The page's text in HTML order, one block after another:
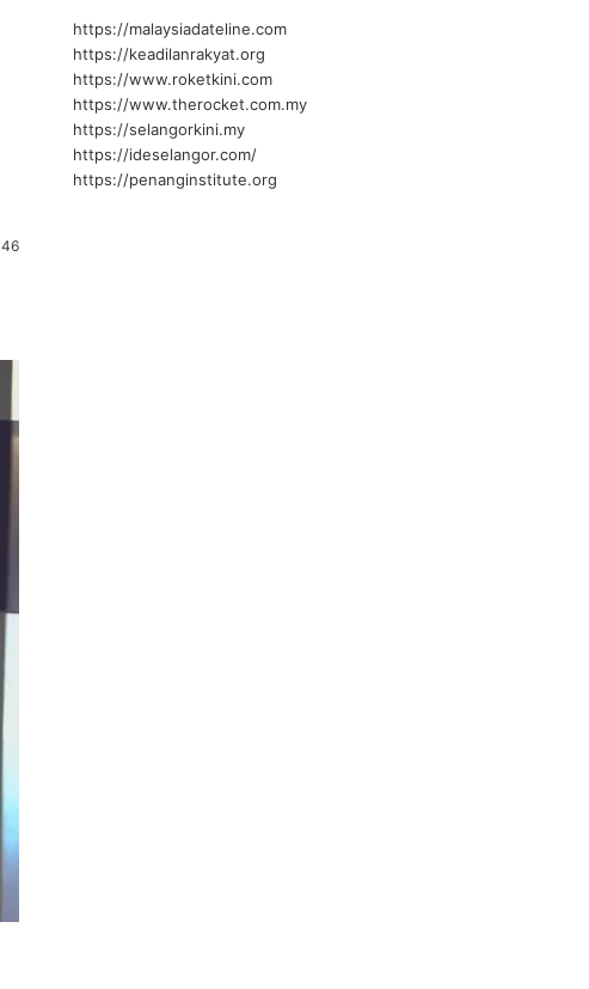
46
https://malaysiadateline.com
https://keadilanrakyat.org
https://www.roketkini.com
https://www.therocket.com.my
https://selangorkini.my
https://ideselangor.com/
https://penanginstitute.org